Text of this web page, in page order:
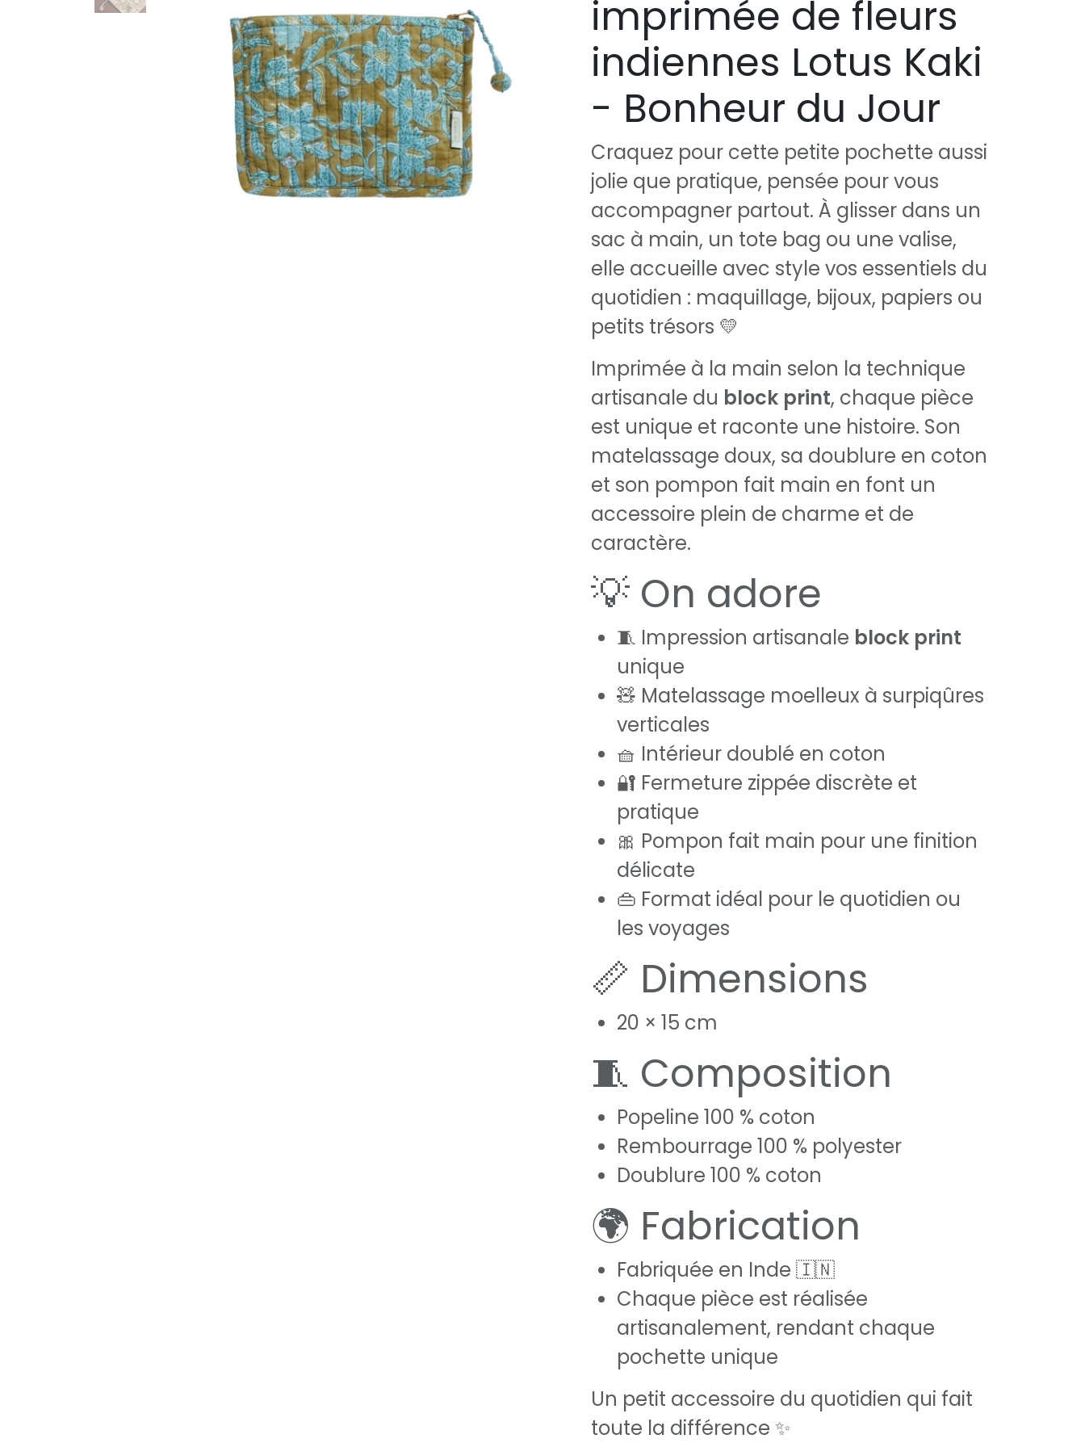
imprimée de fleurs
indiennes Lotus Kaki
- Bonheur du Jour
Craquez pour cette petite pochette aussi
jolie que pratique, pensée pour vous
accompagner partout. À glisser dans un
sac à main, un tote bag ou une valise,
elle accueille avec style vos essentiels du
quotidien : maquillage, bijoux, papiers ou
petits trésors 💛
Imprimée à la main selon la technique
artisanale du block print, chaque pièce
est unique et raconte une histoire. Son
matelassage doux, sa doublure en coton
et son pompon fait main en font un
accessoire plein de charme et de
caractère.
💡 On adore
🧵 Impression artisanale block print
unique
🧸 Matelassage moelleux à surpiqûres
verticales
🧺 Intérieur doublé en coton
🔐 Fermeture zippée discrète et
pratique
🎀 Pompon fait main pour une finition
délicate
👜 Format idéal pour le quotidien ou
les voyages
📏 Dimensions
20 × 15 cm
🧵 Composition
Popeline 100 % coton
Rembourrage 100 % polyester
Doublure 100 % coton
🌍 Fabrication
Fabriquée en Inde 🇮🇳
Chaque pièce est réalisée
artisanalement, rendant chaque
pochette unique
Un petit accessoire du quotidien qui fait
toute la différence ✨